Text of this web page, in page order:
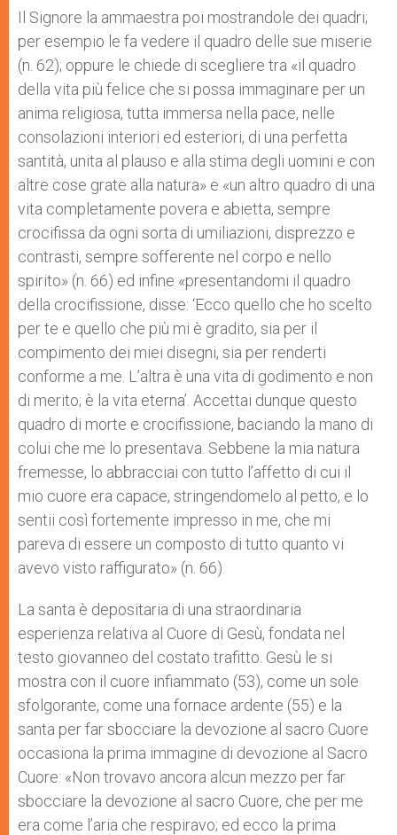
Il Signore la ammaestra poi mostrandole dei quadri;
per esempio le fa vedere il quadro delle sue miserie
(n. 62); oppure le chiede di scegliere tra «il quadro
della vita più felice che si possa immaginare per un
anima religiosa, tutta immersa nella pace, nelle
consolazioni interiori ed esteriori, di una perfetta
santità, unita al plauso e alla stima degli uomini e con
altre cose grate alla natura» e «un altro quadro di una
vita completamente povera e abietta, sempre
crocifissa da ogni sorta di umiliazioni, disprezzo e
contrasti, sempre sofferente nel corpo e nello
spirito» (n. 66) ed infine «presentandomi il quadro
della crocifissione, disse: ‘Ecco quello che ho scelto
per te e quello che più mi è gradito, sia per il
compimento dei miei disegni, sia per renderti
conforme a me. L’altra è una vita di godimento e non
di merito; è la vita eterna’. Accettai dunque questo
quadro di morte e crocifissione, baciando la mano di
colui che me lo presentava. Sebbene la mia natura
fremesse, lo abbracciai con tutto l’affetto di cui il
mio cuore era capace, stringendomelo al petto, e lo
sentii così fortemente impresso in me, che mi
pareva di essere un composto di tutto quanto vi
avevo visto raffigurato» (n. 66).
La santa è depositaria di una straordinaria
esperienza relativa al Cuore di Gesù, fondata nel
testo giovanneo del costato trafitto. Gesù le si
mostra con il cuore infiammato (53), come un sole
sfolgorante, come una fornace ardente (55) e la
santa per far sbocciare la devozione al sacro Cuore
occasiona la prima immagine di devozione al Sacro
Cuore: «Non trovavo ancora alcun mezzo per far
sbocciare la devozione al sacro Cuore, che per me
era come l’aria che respiravo; ed ecco la prima